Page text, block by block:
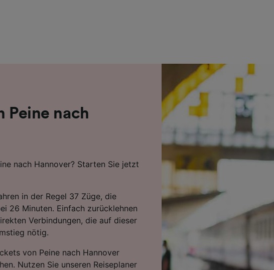
Peine nach
nach Hannover? Starten Sie jetzt
in der Regel 37 Züge, die
26 Minuten. Einfach zurücklehnen
Verbindungen, die auf dieser
nötig.
von Peine nach Hannover
Nutzen Sie unseren Reiseplaner